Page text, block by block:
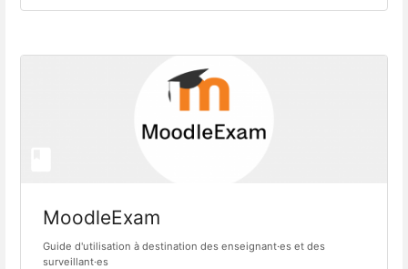
MoodleExam
Guide d'utilisation à destination des enseignant·es et des
surveillant·es